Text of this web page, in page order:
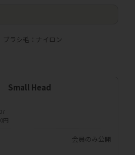
ブラシ毛：ナイロン
Small Head
円
会員のみ公開